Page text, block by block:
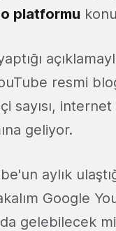
platformu
resmi
sayısı,
geliyor.
aylık
Google
gelebilecek